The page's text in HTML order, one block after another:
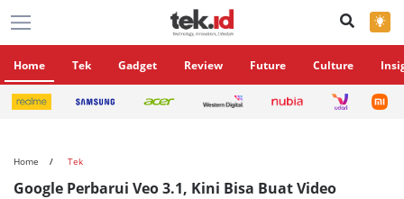
×
Home Tek Gadget Review Future Culture
Home Tek
Google Perbarui Veo 3.1, Kini Bisa Buat Video